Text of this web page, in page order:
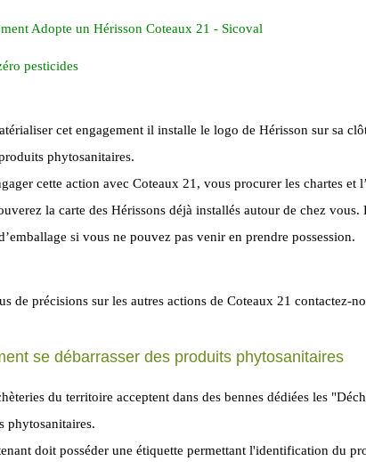
Adopte un Hérisson Coteaux 21 - Sicoval
pesticides
cet engagement il installe le logo de Hérisson sur sa
phytosanitaires.
cette action avec Coteaux 21, vous procurer les chartes
la carte des Hérissons déjà installés autour de chez
si vous ne pouvez pas venir en prendre possession.
de précisions sur les autres actions de Coteaux 21 contactez-
se débarrasser des produits phytosanitaires
du territoire acceptent dans des bennes dédiées les
phytosanitaires.
doit posséder une étiquette permettant l'identification du